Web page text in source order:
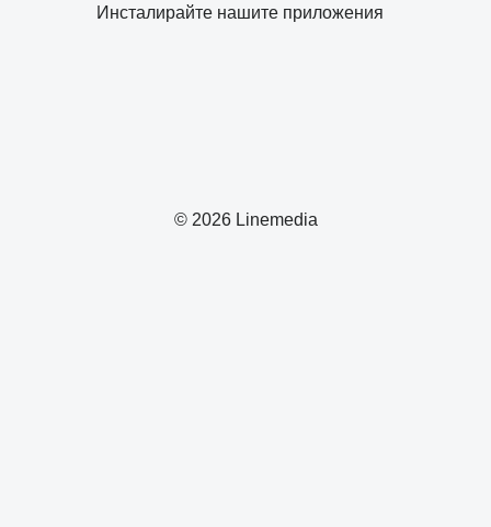
© 2026 Linemedia
Инсталирайте нашите приложения